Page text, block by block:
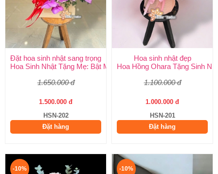
Đặt hoa sinh nhật sang trọng
Hoa Sinh Nhật Tặng Mẹ: Bật Mí 5 Loại Hoa Ý Nghĩa & Cách
1.650.000 đ
1.500.000 đ
HSN-202
Đặt hàng
Hoa sinh nhật đẹp
Hoa Hồng Ohara Tặng Sinh
1.100.000 đ
1.000.000 đ
HSN-201
Đặt hàng
-10% -10%